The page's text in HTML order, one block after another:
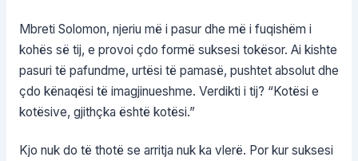
Mbreti Solomon, njeriu më i pasur dhe më i fuqishëm i
kohës së tij, e provoi çdo formë suksesi tokësor. Ai kishte
pasuri të pafundme, urtësi të pamasë, pushtet absolut dhe
çdo kënaqësi të imagjinueshme. Verdikti i tij? “Kotësi e
kotësive, gjithçka është kotësi.”
Kjo nuk do të thotë se arritja nuk ka vlerë. Por kur suksesi